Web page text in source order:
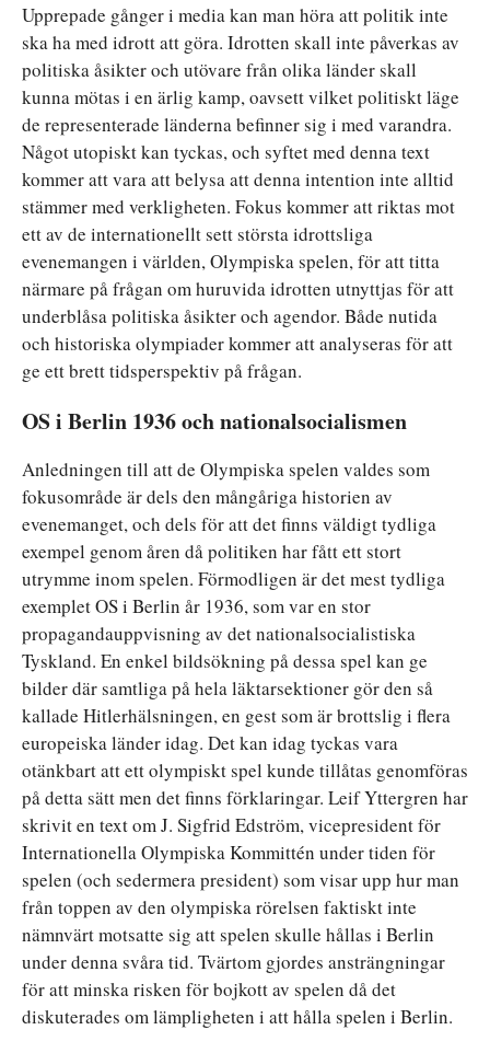
Upprepade gånger i media kan man höra att politik inte
ska ha med idrott att göra. Idrotten skall inte påverkas av
politiska åsikter och utövare från olika länder skall
kunna mötas i en ärlig kamp, oavsett vilket politiskt läge
de representerade länderna befinner sig i med varandra.
Något utopiskt kan tyckas, och syftet med denna text
kommer att vara att belysa att denna intention inte alltid
stämmer med verkligheten. Fokus kommer att riktas mot
ett av de internationellt sett största idrottsliga
evenemangen i världen, Olympiska spelen, för att titta
närmare på frågan om huruvida idrotten utnyttjas för att
underblåsa politiska åsikter och agendor. Både nutida
och historiska olympiader kommer att analyseras för att
ge ett brett tidsperspektiv på frågan.
OS i Berlin 1936 och nationalsocialismen
Anledningen till att de Olympiska spelen valdes som
fokusområde är dels den mångåriga historien av
evenemanget, och dels för att det finns väldigt tydliga
exempel genom åren då politiken har fått ett stort
utrymme inom spelen. Förmodligen är det mest tydliga
exemplet OS i Berlin år 1936, som var en stor
propagandauppvisning av det nationalsocialistiska
Tyskland. En enkel bildsökning på dessa spel kan ge
bilder där samtliga på hela läktarsektioner gör den så
kallade Hitlerhälsningen, en gest som är brottslig i flera
europeiska länder idag. Det kan idag tyckas vara
otänkbart att ett olympiskt spel kunde tillåtas genomföras
på detta sätt men det finns förklaringar. Leif Yttergren har
skrivit en text om J. Sigfrid Edström, vicepresident för
Internationella Olympiska Kommittén under tiden för
spelen (och sedermera president) som visar upp hur man
från toppen av den olympiska rörelsen faktiskt inte
nämnvärt motsatte sig att spelen skulle hållas i Berlin
under denna svåra tid. Tvärtom gjordes ansträngningar
för att minska risken för bojkott av spelen då det
diskuterades om lämpligheten i att hålla spelen i Berlin.